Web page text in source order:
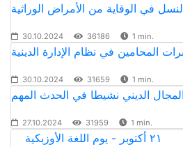
في الوقاية من الأمراض الوراثية
30.10.2024 36186 1 min.
المحامين في نظام الإدارة الدينية
30.10.2024 31659 1 min.
الديني نشيطا في الحدث المهم
27.10.2024 31959 1 min.
٢١ أكتوبر - يوم اللغة الأوزبكية